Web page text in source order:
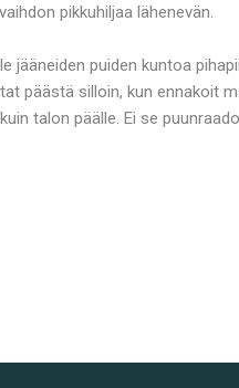
pikkuhiljaa lähenevän.
jääneiden puiden kuntoa
päästä silloin, kun ennakoit
talon päälle. Ei se